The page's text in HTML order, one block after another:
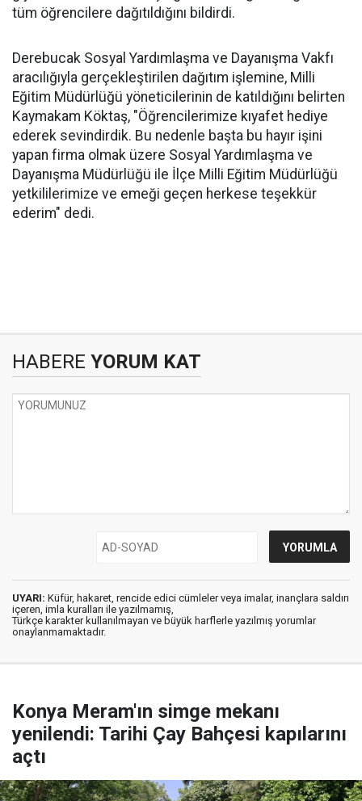
tüm öğrencilere dağıtıldığını bildirdi.
Derebucak Sosyal Yardımlaşma ve Dayanışma Vakfı
aracılığıyla gerçekleştirilen dağıtım işlemine, Milli
Eğitim Müdürlüğü yöneticilerinin de katıldığını belirten
Kaymakam Köktaş, "Öğrencilerimize kıyafet hediye
ederek sevindirdik. Bu nedenle başta bu hayır işini
yapan firma olmak üzere Sosyal Yardımlaşma ve
Dayanışma Müdürlüğü ile İlçe Milli Eğitim Müdürlüğü
yetkililerimize ve emeği geçen herkese teşekkür
ederim" dedi.
HABERE YORUM KAT
UYARI: Küfür, hakaret, rencide edici cümleler veya imalar, inançlara saldırı
içeren, imla kuralları ile yazılmamış,
Türkçe karakter kullanılmayan ve büyük harflerle yazılmış yorumlar
onaylanmamaktadır.
Konya Meram'ın simge mekanı
yenilendi: Tarihi Çay Bahçesi kapılarını
açtı